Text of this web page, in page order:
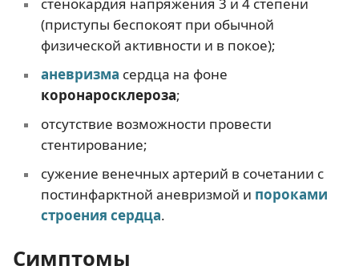
(приступы беспокоят при обычной
физической активности и в покое);
аневризма сердца на фоне
коронаросклероза;
отсутствие возможности провести
стентирование;
сужение венечных артерий в сочетании с
постинфарктной аневризмой и пороками
строения сердца.
Симптомы